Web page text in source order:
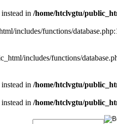
in /home/htclvgtu/
includes/functions/
includes/functions/
in /home/htclvgtu/
in /home/htclvgtu/